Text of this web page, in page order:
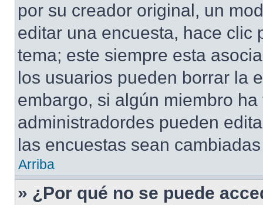
por su creador original, un
editar una encuesta, hace clic
tema; este siempre esta
los usuarios pueden borrar la
embargo, si algún miembro
administradordes pueden
las encuestas sean
Arriba
» ¿Por qué no se puede